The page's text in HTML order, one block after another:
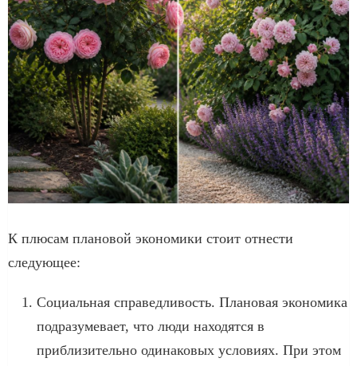
К плюсам плановой экономики стоит отнести
следующее:
Социальная справедливость. Плановая экономика
подразумевает, что люди находятся в
приблизительно одинаковых условиях. При этом